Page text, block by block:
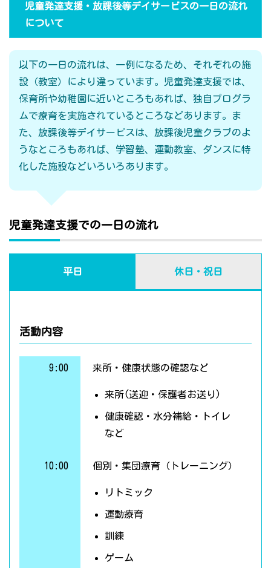
児童発達支援・放課後等デイサービスの一日の流れ
について
以下の一日の流れは、一例になるため、それぞれの施
設（教室）により違っています。児童発達支援では、
保育所や幼稚園に近いところもあれば、独自プログラ
ムで療育を実施されているところなどあります。ま
た、放課後等デイサービスは、放課後児童クラブのよ
うなところもあれば、学習塾、運動教室、ダンスに特
化した施設などいろいろあります。
児童発達支援での一日の流れ
平日 休日・祝日
活動内容
9:00 来所・健康状態の確認など
来所(送迎・保護者お送り)
健康確認・水分補給・トイレ
など
10:00 個別・集団療育（トレーニング）
リトミック
運動療育
訓練
ゲーム